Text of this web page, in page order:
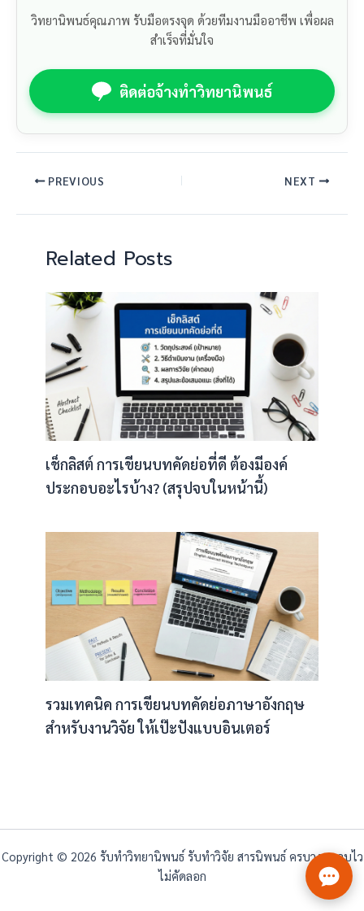
วิทยานิพนธ์คุณภาพ รับมือตรงจุด ด้วยทีมงานมืออาชีพ เพื่อผล
สำเร็จที่มั่นใจ
ติดต่อจ้างทำวิทยานิพนธ์
PREVIOUS NEXT
Related Posts
เช็กลิสต์ การเขียนบทคัดย่อที่ดี ต้องมีองค์
ประกอบอะไรบ้าง? (สรุปจบในหน้านี้)
รวมเทคนิค การเขียนบทคัดย่อภาษาอังกฤษ
สำหรับงานวิจัย ให้เป๊ะปังแบบอินเตอร์
Copyright © 2026 รับทำวิทยานิพนธ์ รับทำวิจัย สารนิพนธ์ ครบวงจร จบไว
ไม่คัดลอก